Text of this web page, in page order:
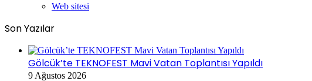
Web sitesi
Son Yazılar
Gölcük’te TEKNOFEST Mavi Vatan Toplantısı Yapıldı
9 Ağustos 2026